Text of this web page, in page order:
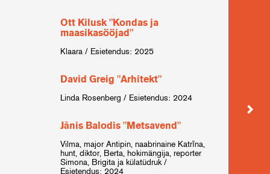
Ott Kilusk "Kondas ja
maasikasööjad"
Klaara / Esietendus: 2025
David Greig "Arhitekt"
Linda Rosenberg / Esietendus: 2024
Jānis Balodis "Metsavend"
Vilma, major Antipin, naabrinaine Katrīna,
hunt, diktor, Berta, hokimängija, reporter
Simona, Brigita ja külatüdruk /
Esietendus: 2024